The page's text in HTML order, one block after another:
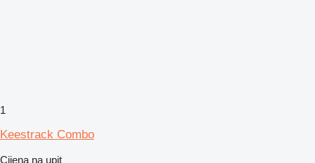
1
Keestrack Combo
Cijena na upit